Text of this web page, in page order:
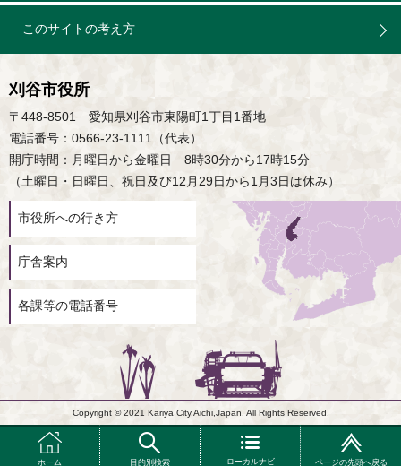
ホーム 目的別検索 ローカルナビ ページの先頭へ戻る
このサイトの考え方
刈谷市役所
〒448-8501 愛知県刈谷市東陽町1丁目1番地
電話番号：0566-23-1111（代表）
開庁時間：月曜日から金曜日 8時30分から17時15分
（土曜日・日曜日、祝日及び12月29日から1月3日は休み）
市役所への行き方
庁舎案内
各課等の電話番号
Copyright © 2021 Kariya City,Aichi,Japan. All Rights Reserved.